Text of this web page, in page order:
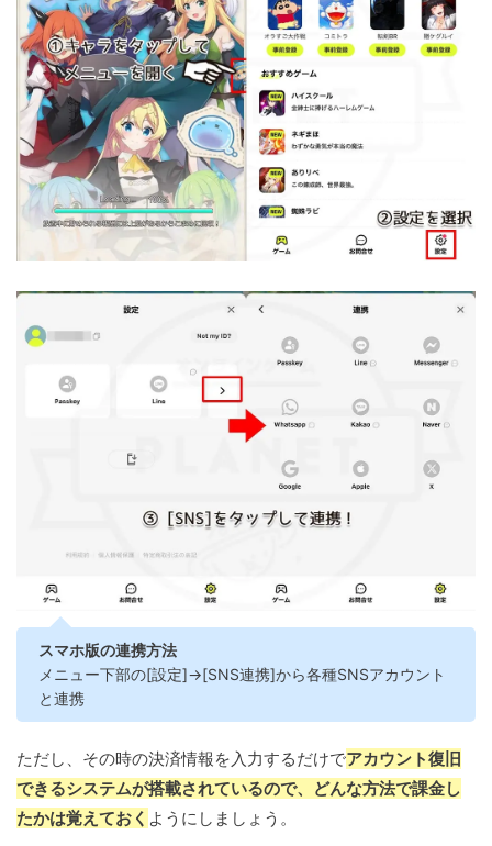
スマホ版の連携方法
メニュー下部の[設定]→[SNS連携]から各種SNSアカウント
と連携
ただし、その時の決済情報を入力するだけでアカウント復旧
できるシステムが搭載されているので、どんな方法で課金し
たかは覚えておく ようにしましょう。